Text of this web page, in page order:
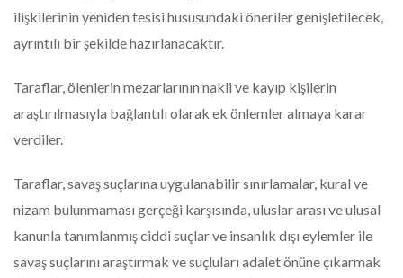
ilişkilerinin yeniden tesisi hususundaki öneriler genişletilecek,
ayrıntılı bir şekilde hazırlanacaktır.
Taraflar, ölenlerin mezarlarının nakli ve kayıp kişilerin
araştırılmasıyla bağlantılı olarak ek önlemler almaya karar
verdiler.
Taraflar, savaş suçlarına uygulanabilir sınırlamalar, kural ve
nizam bulunmaması gerçeği karşısında, uluslar arası ve ulusal
kanunla tanımlanmış ciddi suçlar ve insanlık dışı eylemler ile
savaş suçlarını araştırmak ve suçluları adalet önüne çıkarmak